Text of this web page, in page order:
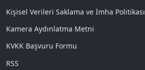
Kişisel Verileri Saklama ve İmha Politikası
Kamera Aydınlatma Metni
KVKK Başvuru Formu
RSS